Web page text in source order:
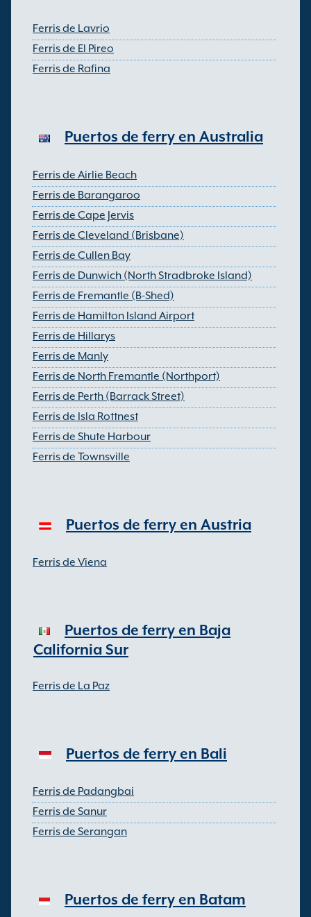
Ferris de Lavrio
Ferris de El Pireo
Ferris de Rafina
Puertos de ferry en Australia
Ferris de Airlie Beach
Ferris de Barangaroo
Ferris de Cape Jervis
Ferris de Cleveland (Brisbane)
Ferris de Cullen Bay
Ferris de Dunwich (North Stradbroke Island)
Ferris de Fremantle (B-Shed)
Ferris de Hamilton Island Airport
Ferris de Hillarys
Ferris de Manly
Ferris de North Fremantle (Northport)
Ferris de Perth (Barrack Street)
Ferris de Isla Rottnest
Ferris de Shute Harbour
Ferris de Townsville
Puertos de ferry en Austria
Ferris de Viena
Puertos de ferry en Baja
California Sur
Ferris de La Paz
Puertos de ferry en Bali
Ferris de Padangbai
Ferris de Sanur
Ferris de Serangan
Puertos de ferry en Batam